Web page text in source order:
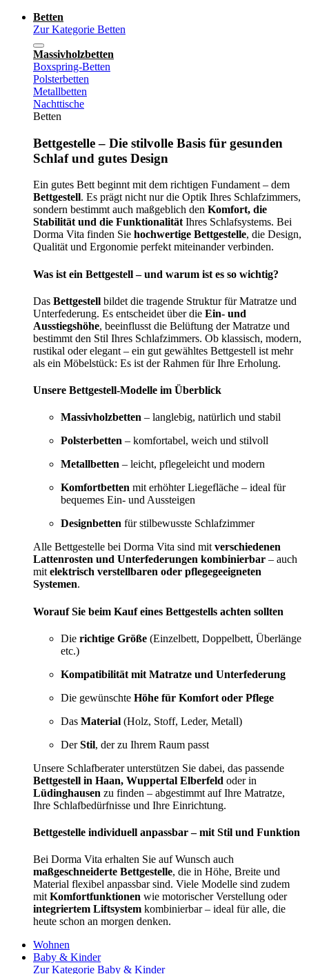
Betten
Zur Kategorie Betten
Massivholzbetten
Boxspring-Betten
Polsterbetten
Metallbetten
Nachttische
Betten
Bettgestelle – Die stilvolle Basis für gesunden
Schlaf und gutes Design
Ein gutes Bett beginnt mit dem richtigen Fundament – dem
Bettgestell. Es prägt nicht nur die Optik Ihres Schlafzimmers,
sondern bestimmt auch maßgeblich den Komfort, die
Stabilität und die Funktionalität Ihres Schlafsystems. Bei
Dorma Vita finden Sie hochwertige Bettgestelle, die Design,
Qualität und Ergonomie perfekt miteinander verbinden.
Was ist ein Bettgestell – und warum ist es so wichtig?
Das Bettgestell bildet die tragende Struktur für Matratze und
Unterfederung. Es entscheidet über die Ein- und
Ausstiegshöhe, beeinflusst die Belüftung der Matratze und
bestimmt den Stil Ihres Schlafzimmers. Ob klassisch, modern,
rustikal oder elegant – ein gut gewähltes Bettgestell ist mehr
als ein Möbelstück: Es ist der Rahmen für Ihre Erholung.
Unsere Bettgestell-Modelle im Überblick
Massivholzbetten – langlebig, natürlich und stabil
Polsterbetten – komfortabel, weich und stilvoll
Metallbetten – leicht, pflegeleicht und modern
Komfortbetten mit erhöhter Liegefläche – ideal für
bequemes Ein- und Aussteigen
Designbetten für stilbewusste Schlafzimmer
Alle Bettgestelle bei Dorma Vita sind mit verschiedenen
Lattenrosten und Unterfederungen kombinierbar – auch
mit elektrisch verstellbaren oder pflegegeeigneten
Systemen.
Worauf Sie beim Kauf eines Bettgestells achten sollten
Die richtige Größe (Einzelbett, Doppelbett, Überlänge
etc.)
Kompatibilität mit Matratze und Unterfederung
Die gewünschte Höhe für Komfort oder Pflege
Das Material (Holz, Stoff, Leder, Metall)
DerStil, der zu Ihrem Raum passt
Unsere Schlafberater unterstützen Sie dabei, das passende
Bettgestell in Haan, Wuppertal Elberfeld oder in
Lüdinghausen zu finden – abgestimmt auf Ihre Matratze,
Ihre Schlafbedürfnisse und Ihre Einrichtung.
Bettgestelle individuell anpassbar – mit Stil und Funktion
Bei Dorma Vita erhalten Sie auf Wunsch auch
maßgeschneiderte Bettgestelle, die in Höhe, Breite und
Material flexibel anpassbar sind. Viele Modelle sind zudem
mit Komfortfunktionen wie motorischer Verstellung oder
integriertem Liftsystem kombinierbar – ideal für alle, die
heute schon an morgen denken.
Wohnen
Baby & Kinder
Zur Kategorie Baby & Kinder